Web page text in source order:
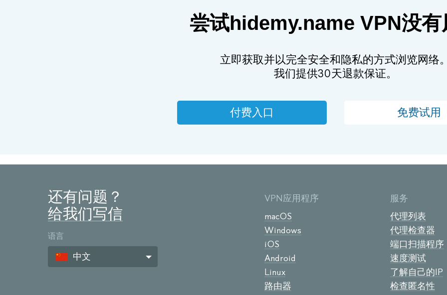
尝试hidemy.name VPN没有
立即获取并以完全安全和隐私的方式浏览网络
我们提供30天退款保证。
付费入口 免费试用
还有问题？
给我们写信
语言
中文
VPN应用程序
macOS
Windows
iOS
Android
Linux
路由器
服务
代理列表
代理检查器
端口扫描程序
速度测试
了解自己的IP
检查匿名性